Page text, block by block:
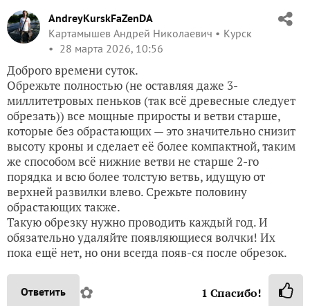
AndreyKurskFaZenDA
Картамышев Андрей Николаевич
Курск
28 марта 2026, 10:56
Доброго времени суток.
Обрежьте полностью (не оставляя даже 3-
миллитетровых пеньков (так всё древесные следует
обрезать)) все мощные приросты и ветви старше,
которые без обрастающих — это значительно снизит
высоту кроны и сделает её более компактной, таким
же способом всё нижние ветви не старше 2-го
порядка и всю более толстую ветвь, идущую от
верхней развилки влево. Срежьте половину
обрастающих также.
Такую обрезку нужно проводить каждый год. И
обязательно удаляйте появляющиеся волчки! Их
пока ещё нет, но они всегда появ-ся после обрезок.
Ответить ✿ 1 Спасибо!